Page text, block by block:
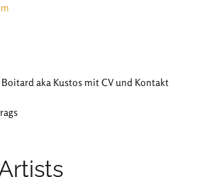
aka Kustos mit CV und Kontakt